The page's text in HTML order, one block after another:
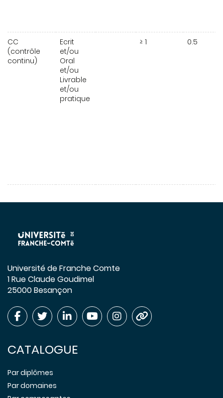
CC
(contrôle
continu)
Ecrit
et/ou
Oral
et/ou
Livrable
et/ou
pratique
≥ 1 0.5
Université de Franche Comte
1 Rue Claude Goudimel
25000 Besançon
CATALOGUE
Par diplômes
Par domaines